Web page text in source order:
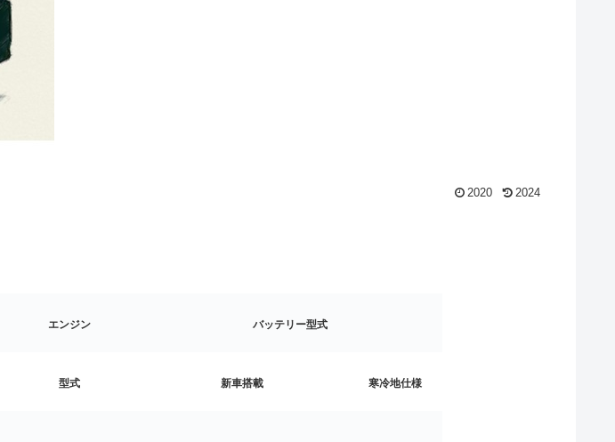
2020 2024
エンジン バッテリー型式
型式 新車搭載 寒冷地仕様